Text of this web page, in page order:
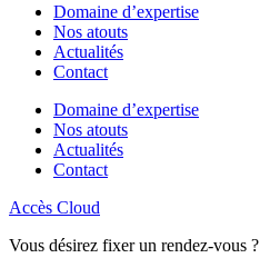
Domaine d’expertise
Nos atouts
Actualités
Contact
Domaine d’expertise
Nos atouts
Actualités
Contact
Accès Cloud
Vous désirez fixer un rendez-vous ?